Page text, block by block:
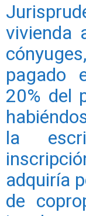
vivienda
pagado
20% del
la
adquiría
de